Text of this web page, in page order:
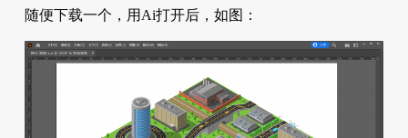
随便下载一个，用Ai打开后，如图：